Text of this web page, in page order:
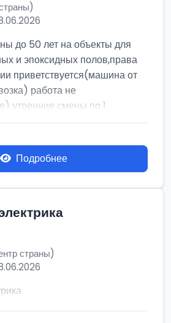
до 50 лет на объекты для
и эпоксидных полов,права
приветствуется(машина от
работа не
утренние смены по 1...
Подробнее
страны)